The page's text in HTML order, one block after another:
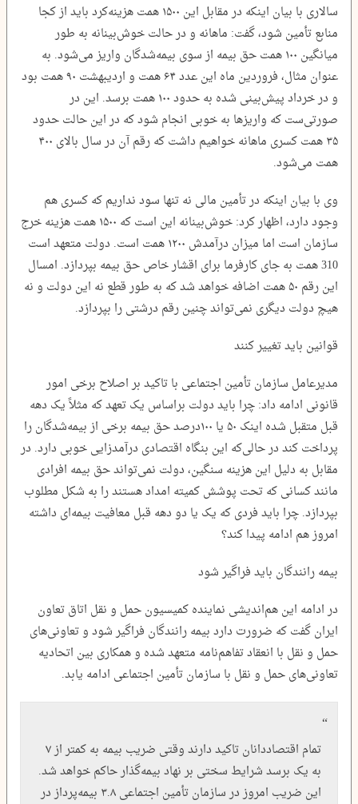
سالاری با بیان اینکه در مقابل این ۱۵۰۰ همت هزینه‌کرد باید از کجا
منابع تأمین شود، گفت: ماهانه و در حالت خوش‌بینانه به طور
میانگین ۱۰۰ همت حق بیمه از سوی بیمه‌شدگان واریز می‌شود. به
عنوان مثال، فروردین ماه این عدد ۶۴ همت و اردیبهشت ۹۰ همت بود
و در خرداد پیش‌بینی شده به حدود ۱۰۰ همت برسد. این در
صورتی‌ست که واریزها به خوبی انجام شود که در این حالت حدود
۳۵ همت کسری ماهانه خواهیم داشت که رقم آن در سال بالای ۴۰۰
همت می‌شود.
وی با بیان اینکه در تأمین مالی نه تنها سود نداریم که کسری هم
وجود دارد، اظهار کرد: خوش‌بینانه این است که ۱۵۰۰ همت هزینه خرج
سازمان است اما میزان درآمدش ۱۲۰۰ همت است. دولت متعهد است
310 همت به جای کارفرما برای اقشار خاص حق بیمه بپردازد. امسال
این رقم ۵۰ همت اضافه خواهد شد که به طور قطع نه این دولت و نه
هیچ دولت دیگری نمی‌تواند چنین رقم درشتی را بپردازد.
قوانین باید تغییر کنند
مدیرعامل سازمان تأمین اجتماعی با تاکید بر اصلاح برخی امور
قانونی ادامه داد: چرا باید دولت براساس یک تعهد که مثلاً یک دهه
قبل متقبل شده اینک ۵۰ یا ۱۰۰درصد حق بیمه برخی از بیمه‌شدگان را
پرداخت کند در حالی‌که این بنگاه اقتصادی درآمدزایی خوبی دارد. در
مقابل به دلیل این هزینه سنگین، دولت نمی‌تواند حق بیمه افرادی
مانند کسانی که تحت پوشش کمیته امداد هستند را به شکل مطلوب
بپردازد. چرا باید فردی که یک یا دو دهه قبل معافیت بیمه‌ای داشته
امروز هم ادامه پیدا کند؟
بیمه رانندگان باید فراگیر شود
در ادامه این هم‌اندیشی نماینده کمیسیون حمل و نقل اتاق تعاون
ایران گفت که ضرورت دارد بیمه رانندگان فراگیر شود و تعاونی‌های
حمل و نقل با انعقاد تفاهم‌نامه متعهد شده و همکاری بین اتحادیه
تعاونی‌های حمل و نقل با سازمان تأمین اجتماعی ادامه یابد.
تمام اقتصاددانان تاکید دارند وقتی ضریب بیمه به کمتر از ۷
به یک برسد شرایط سختی بر نهاد بیمه‌گذار حاکم خواهد شد.
این ضریب امروز در سازمان تأمین اجتماعی ۳.۸ بیمه‌پرداز در